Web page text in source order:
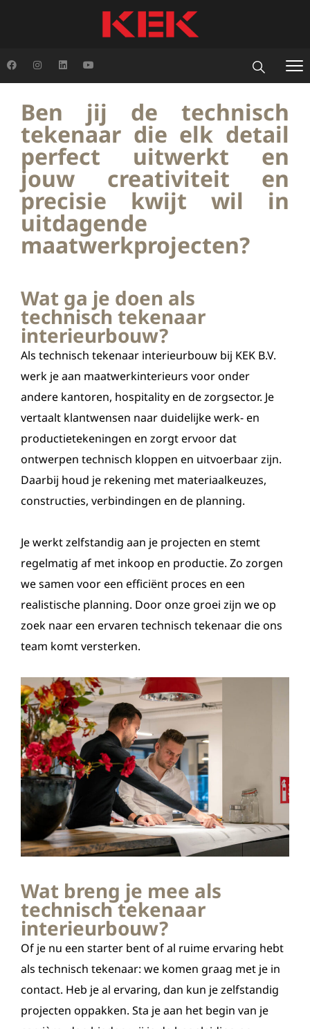
Ben jij de technisch
tekenaar die elk detail
perfect uitwerkt en
jouw creativiteit en
precisie kwijt wil in
uitdagende
maatwerkprojecten? ​
Wat ga je doen als
technisch tekenaar
interieurbouw?
Als technisch tekenaar interieurbouw bij KEK B.V.
werk je aan maatwerkinterieurs voor onder
andere kantoren, hospitality en de zorgsector. Je
vertaalt klantwensen naar duidelijke werk- en
productietekeningen en zorgt ervoor dat
ontwerpen technisch kloppen en uitvoerbaar zijn.
Daarbij houd je rekening met materiaalkeuzes,
constructies, verbindingen en de planning.
Je werkt zelfstandig aan je projecten en stemt
regelmatig af met inkoop en productie. Zo zorgen
we samen voor een efficiënt proces en een
realistische planning. Door onze groei zijn we op
zoek naar een ervaren technisch tekenaar die ons
team komt versterken.
Wat breng je mee als
technisch tekenaar
interieurbouw?
Of je nu een starter bent of al ruime ervaring hebt
als technisch tekenaar: we komen graag met je in
contact. Heb je al ervaring, dan kun je zelfstandig
projecten oppakken. Sta je aan het begin van je